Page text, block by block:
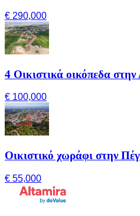
€ 290,000
4 Οικιστικά οικόπεδα
€ 100,000
Οικιστικό χωράφι στην
€ 55,000